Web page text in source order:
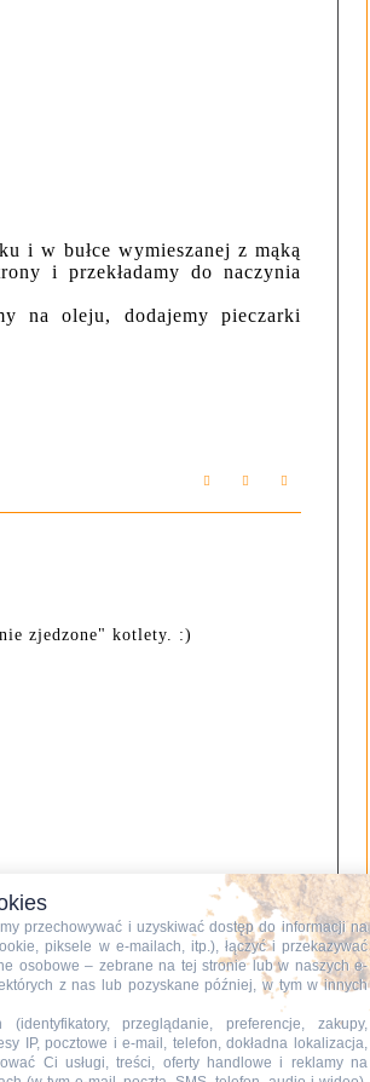
i w bułce wymieszanej z mąką
i przekładamy do naczynia
na oleju, dodajemy pieczarki
zjedzone" kotlety. :)
przechowywać i uzyskiwać dostęp do informacji na
piksele w e-mailach, itp.), łączyć i przekazywać
osobowe – zebrane na tej stronie lub w naszych e-
z nas lub pozyskane później, w tym w innych
(identyfikatory, przeglądanie, preferencje, zakupy,
IP, pocztowe i e-mail, telefon, dokładna lokalizacja,
Ci usługi, treści, oferty handlowe i reklamy na